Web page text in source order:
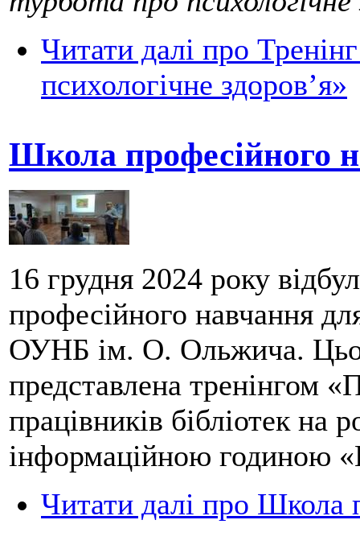
Читати далі про
психологічне здоров’я»
Школа професійного
16 грудня 2024 року
професійного навчання
ОУНБ ім. О. Ольжича.
представлена тренінгом
працівників бібліотек на
інформаційною годиною
Читати далі про Школа